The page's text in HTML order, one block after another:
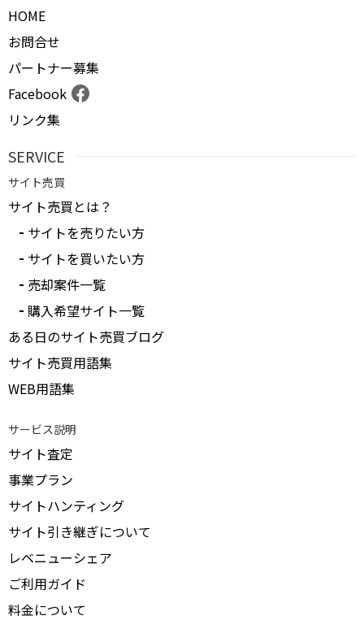
HOME
お問合せ
パートナー募集
Facebook
リンク集
SERVICE
サイト売買
サイト売買とは？
サイトを売りたい方
サイトを買いたい方
売却案件一覧
購入希望サイト一覧
ある日のサイト売買ブログ
サイト売買用語集
WEB用語集
サービス説明
サイト査定
事業プラン
サイトハンティング
サイト引き継ぎについて
レベニューシェア
ご利用ガイド
料金について